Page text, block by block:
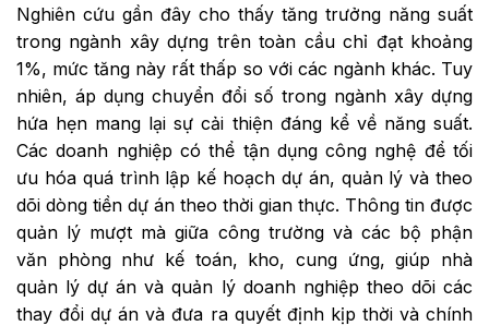
Nghiên cứu gần đây cho thấy tăng trưởng năng suất
trong ngành xây dựng trên toàn cầu chỉ đạt khoảng
1%, mức tăng này rất thấp so với các ngành khác. Tuy
nhiên, áp dụng chuyển đổi số trong ngành xây dựng
hứa hẹn mang lại sự cải thiện đáng kể về năng suất.
Các doanh nghiệp có thể tận dụng công nghệ để tối
ưu hóa quá trình lập kế hoạch dự án, quản lý và theo
dõi dòng tiền dự án theo thời gian thực. Thông tin được
quản lý mượt mà giữa công trường và các bộ phận
văn phòng như kế toán, kho, cung ứng, giúp nhà
quản lý dự án và quản lý doanh nghiệp theo dõi các
thay đổi dự án và đưa ra quyết định kịp thời và chính